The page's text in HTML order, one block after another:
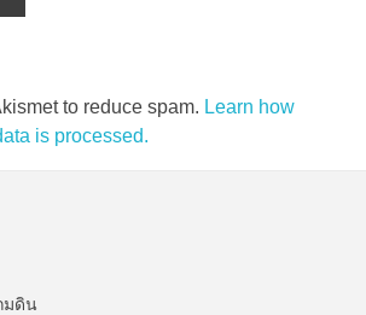
to reduce spam. Learn how
is processed.
มดิน